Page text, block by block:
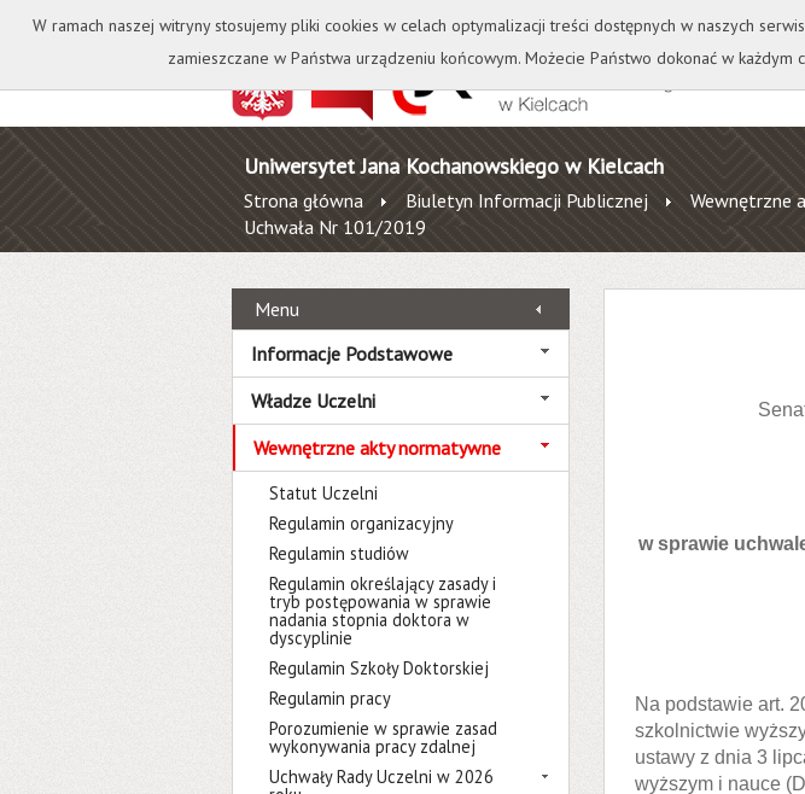
Kontakt Biblioteka Wydawnictwo Wirtualna
Uniwersytet Jana Kochanowskiego w Kielcach
Strona główna Biuletyn Informacji Publicznej Wewnętrzne
Uchwała Nr 101/2019
Menu
Informacje Podstawowe
Władze Uczelni
Wewnętrzne akty normatywne
Statut Uczelni
Regulamin organizacyjny
Regulamin studiów
Regulamin określający zasady i
tryb postępowania w sprawie
nadania stopnia doktora w
dyscyplinie
Regulamin Szkoły Doktorskiej
Regulamin pracy
Porozumienie w sprawie zasad
wykonywania pracy zdalnej
Uchwały Rady Uczelni w 2026
w sprawie
Na podstawie art.
szkolnictwie
ustawy z dnia 3
wyższym i nauce
W ramach naszej witryny stosujemy pliki cookies w celach optymalizacji treści dostępnych w naszych
zamieszczane w Państwa urządzeniu końcowym. Możecie Państwo dokonać w każdym